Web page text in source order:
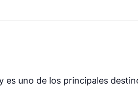
es uno de los principales